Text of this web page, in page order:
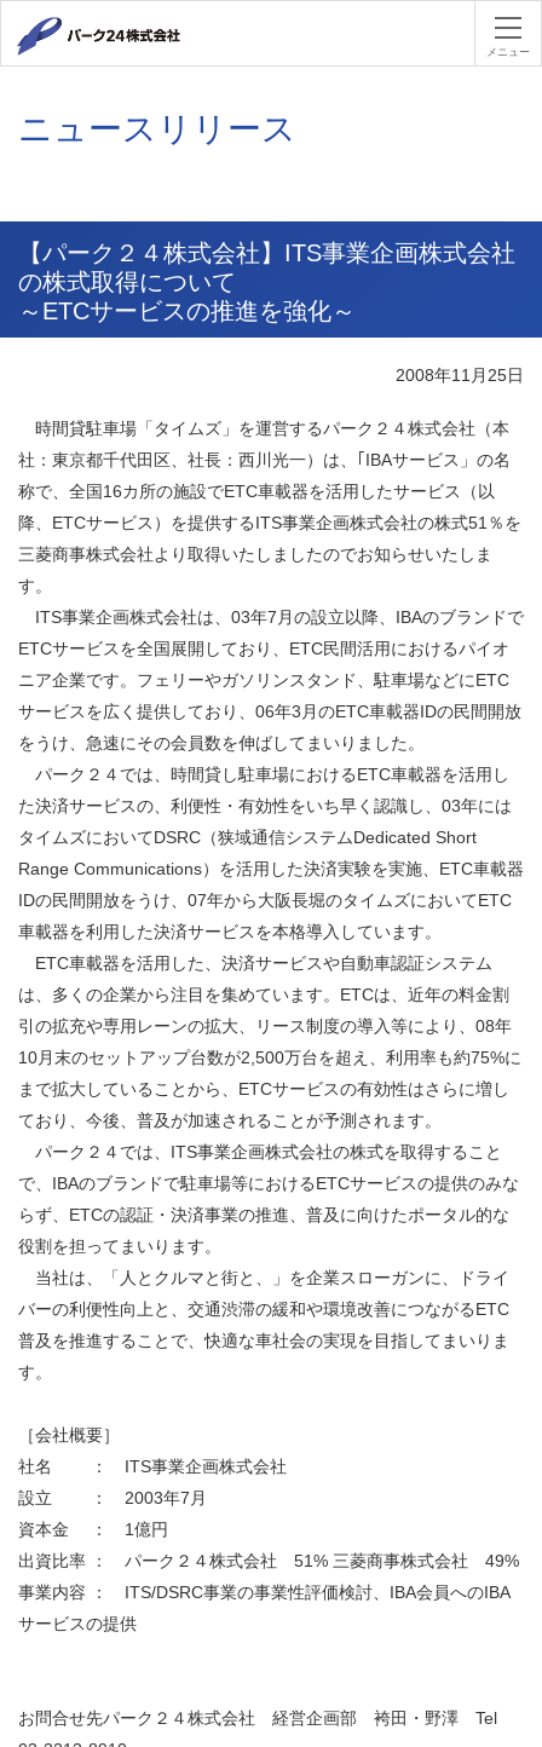
パーク２
メニュー
ニュースリリース
【パーク２４株式会社】ITS事業企画株式会社
の株式取得について
～ETCサービスの推進を強化～
2008年11月25日
時間貸駐車場「タイムズ」を運営するパーク２４株式会社（本
社：東京都千代田区、社長：西川光一）は、｢IBAサービス」の名
称で、全国16カ所の施設でETC車載器を活用したサービス（以
降、ETCサービス）を提供するITS事業企画株式会社の株式51％を
三菱商事株式会社より取得いたしましたのでお知らせいたしま
す。
ITS事業企画株式会社は、03年7月の設立以降、IBAのブランドで
ETCサービスを全国展開しており、ETC民間活用におけるパイオ
ニア企業です。フェリーやガソリンスタンド、駐車場などにETC
サービスを広く提供しており、06年3月のETC車載器IDの民間開放
をうけ、急速にその会員数を伸ばしてまいりました。
パーク２４では、時間貸し駐車場におけるETC車載器を活用し
た決済サービスの、利便性・有効性をいち早く認識し、03年には
タイムズにおいてDSRC（狭域通信システムDedicated Short
Range Communications）を活用した決済実験を実施、ETC車載器
IDの民間開放をうけ、07年から大阪長堀のタイムズにおいてETC
車載器を利用した決済サービスを本格導入しています。
ETC車載器を活用した、決済サービスや自動車認証システム
は、多くの企業から注目を集めています。ETCは、近年の料金割
引の拡充や専用レーンの拡大、リース制度の導入等により、08年
10月末のセットアップ台数が2,500万台を超え、利用率も約75%に
まで拡大していることから、ETCサービスの有効性はさらに増し
ており、今後、普及が加速されることが予測されます。
パーク２４では、ITS事業企画株式会社の株式を取得すること
で、IBAのブランドで駐車場等におけるETCサービスの提供のみな
らず、ETCの認証・決済事業の推進、普及に向けたポータル的な
役割を担ってまいります。
当社は、「人とクルマと街と、」を企業スローガンに、ドライ
バーの利便性向上と、交通渋滞の緩和や環境改善につながるETC
普及を推進することで、快適な車社会の実現を目指してまいりま
す。
［会社概要］
社名 ： ITS事業企画株式会社
設立 ： 2003年7月
資本金 ： 1億円
出資比率 ： パーク２４株式会社 51% 三菱商事株式会社 49%
事業内容 ： ITS/DSRC事業の事業性評価検討、IBA会員へのIBA
サービスの提供
お問合せ先パーク２４株式会社 経営企画部 袴田・野澤 Tel